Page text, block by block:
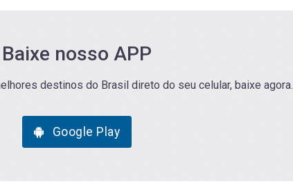
Baixe nosso APP
destinos do Brasil direto do seu celular, baixe agora.
Google Play